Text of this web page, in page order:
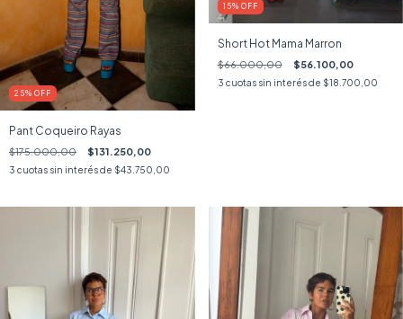
25% OFF
Pant Coqueiro Rayas
$175.000,00 $131.250,00
3 cuotas sin interés de $43.750,00
15% OFF
Short Hot Mama Marron
$66.000,00 $56.100,00
3 cuotas sin interés de $18.700,00